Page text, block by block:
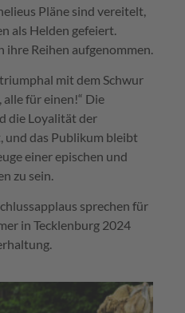
Pläne sind vereitelt,
als Helden gefeiert.
Reihen aufgenommen.
mit dem Schwur
alle für einen!“ Die
die Loyalität der
und das Publikum bleibt
einer epischen und
zu sein.
sprechen für
in Tecklenburg 2024